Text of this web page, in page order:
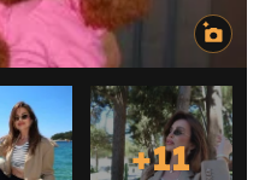
+11